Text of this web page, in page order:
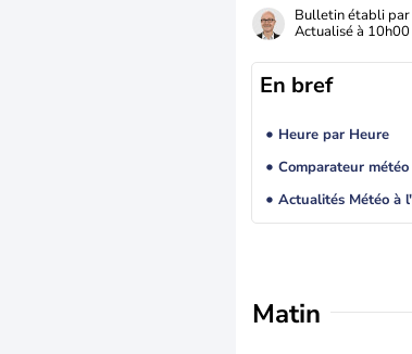
Bulletin établi par
Actualisé à 10h00
En bref
Heure par Heure
Comparateur météo
Matin